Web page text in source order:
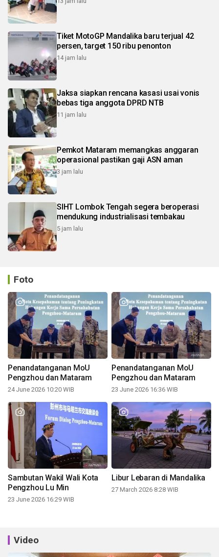
Tiket MotoGP Mandalika baru terjual 42
persen, target 150 ribu penonton
14 jam lalu
Jaksa siapkan rencana kasasi usai vonis
bebas tiga anggota DPRD NTB
11 jam lalu
Pemkot Mataram memangkas anggaran
operasional pastikan gaji ASN aman
3 jam lalu
SIHT Lombok Tengah segera beroperasi
mendukung industrialisasi tembakau
5 jam lalu
Foto
Penandatanganan MoU
Pengzhou dan Mataram
24 June 2026 10:20 WIB
Penandatanganan MoU
Pengzhou dan Mataram
23 June 2026 16:36 WIB
Sambutan Wakil Wali Kota
Pengzhou Lu Min
23 June 2026 16:29 WIB
Libur Lebaran di Mandalika
27 March 2026 8:28 WIB
Video